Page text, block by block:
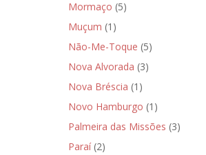
Mormaço (5)
Muçum (1)
Não-Me-Toque (5)
Nova Alvorada (3)
Nova Bréscia (1)
Novo Hamburgo (1)
Palmeira das Missões (3)
Paraí(2)